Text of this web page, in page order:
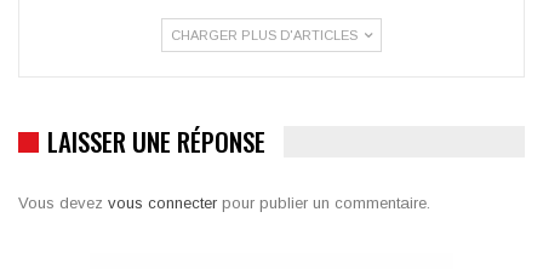
CHARGER PLUS D'ARTICLES
LAISSER UNE RÉPONSE
Vous devez vous connecter pour publier un commentaire.